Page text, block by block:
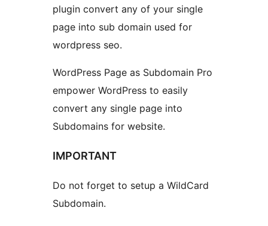
plugin convert any of your single
page into sub domain used for
wordpress seo.
WordPress Page as Subdomain Pro
empower WordPress to easily
convert any single page into
Subdomains for website.
IMPORTANT
Do not forget to setup a WildCard
Subdomain.